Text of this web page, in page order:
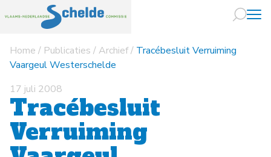
Naar
Home / Publicaties /Archief/ Tracébesluit Verruiming
Vaargeul Westerschelde
17 juli 2008
Tracébesluit
Verruiming